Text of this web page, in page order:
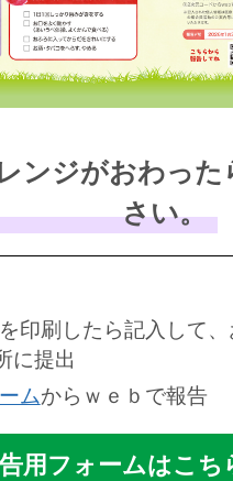
ンジがおわっ
さい。
を印刷したら記入して
に提出
ムからｗｅｂで報告
用フォームはこち